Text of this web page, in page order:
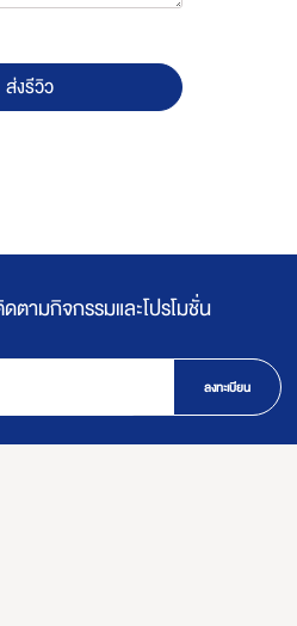
ส่งรีวิว
ตามกิจกรรมและโปรโมชั่น
ลงทะเบียน